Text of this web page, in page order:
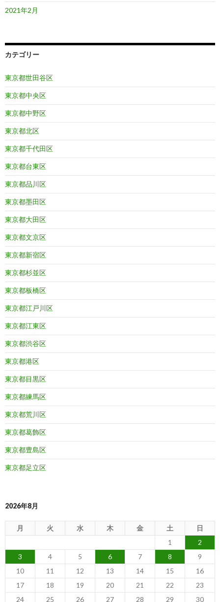
2021年2月
カテゴリー
東京都世田谷区
東京都中央区
東京都中野区
東京都北区
東京都千代田区
東京都台東区
東京都品川区
東京都墨田区
東京都大田区
東京都文京区
東京都新宿区
東京都杉並区
東京都板橋区
東京都江戸川区
東京都江東区
東京都渋谷区
東京都港区
東京都目黒区
東京都練馬区
東京都荒川区
東京都葛飾区
東京都豊島区
東京都足立区
2026年8月
月 火 水 木 金 土
日
1
2
3
4 5 6 7 8
9
10
11 12 13 14 15
16
17
18 19 20 21 22
23
24
25 26 27 28 29 30